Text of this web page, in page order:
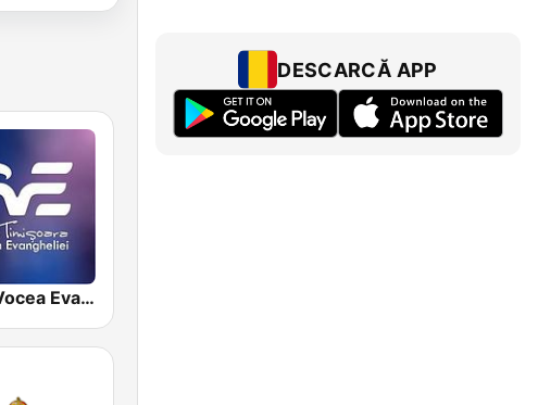
Radio Vocea Evangheliei Timişoara
DESCARCĂ APP